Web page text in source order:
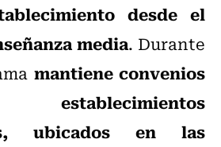
desde el
media. Durante
mantiene convenios
ubicados en las